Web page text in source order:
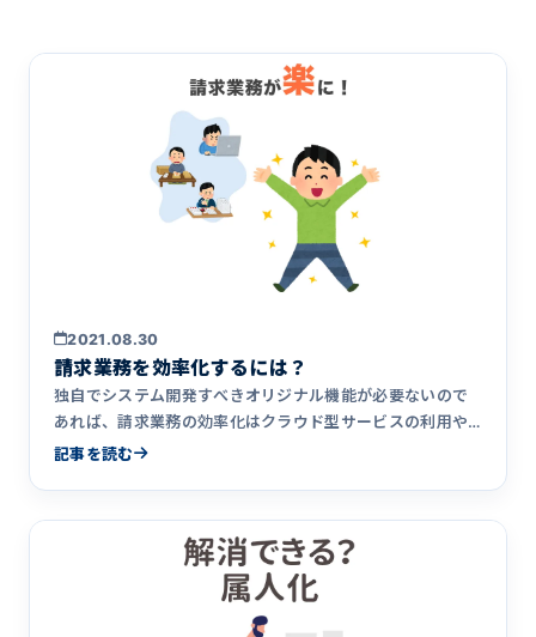
2021.08.30
請求業務を効率化するには？
独自でシステム開発すべきオリジナル機能が必要ないので
あれば、請求業務の効率化はクラウド型サービスの利用や
連携で実現することができます。現状どのような業務をし
します。
記事を読む